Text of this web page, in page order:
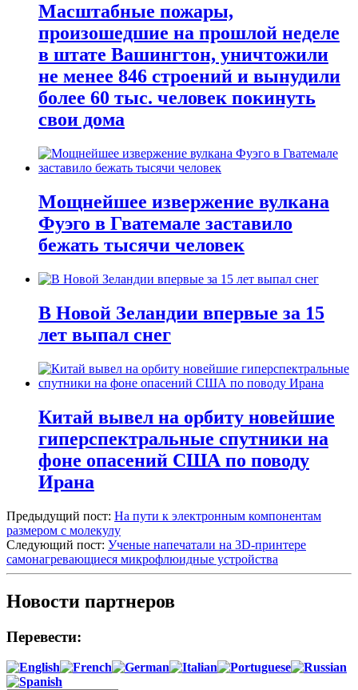
Масштабные пожары,
произошедшие на прошлой неделе
в штате Вашингтон, уничтожили
не менее 846 строений и вынудили
более 60 тыс. человек покинуть
свои дома
Мощнейшее извержение вулкана
Фуэго в Гватемале заставило
бежать тысячи человек
В Новой Зеландии впервые за 15
лет выпал снег
Китай вывел на орбиту новейшие
гиперспектральные спутники на
фоне опасений США по поводу
Ирана
Предыдущий пост: На пути к электронным компонентам
размером с молекулу
Следующий пост: Ученые напечатали на 3D-принтере
самонагревающиеся микрофлюидные устройства
Новости партнеров
Перевести: